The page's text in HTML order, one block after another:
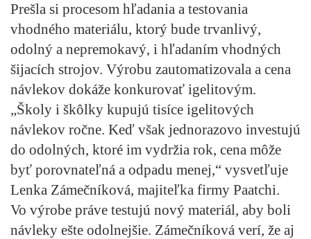
Prešla si procesom hľadania a testovania
vhodného materiálu, ktorý bude trvanlivý,
odolný a nepremokavý, i hľadaním vhodných
šijacích strojov. Výrobu zautomatizovala a cena
návlekov dokáže konkurovať igelitovým.
„Školy i škôlky kupujú tisíce igelitových
návlekov ročne. Keď však jednorazovo investujú
do odolných, ktoré im vydržia rok, cena môže
byť porovnateľná a odpadu menej,“ vysvetľuje
Lenka Zámečníková, majiteľka firmy Paatchi.
Vo výrobe práve testujú nový materiál, aby boli
návleky ešte odolnejšie. Zámečníková verí, že aj